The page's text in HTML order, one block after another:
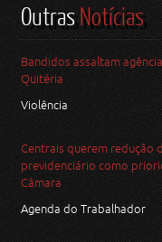
OutrasNotícias
Bandidos assaltam
Quitéria
Violência
Centrais querem redução
previdenciário como
Câmara
Agenda do Trabalhador